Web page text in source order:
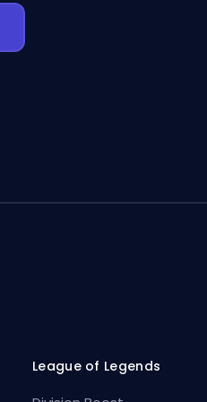
League of Legends